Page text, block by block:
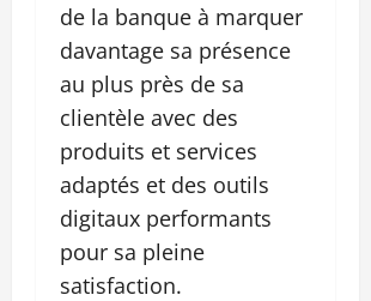
de la banque à marquer
davantage sa présence
au plus près de sa
clientèle avec des
produits et services
adaptés et des outils
digitaux performants
pour sa pleine
satisfaction.